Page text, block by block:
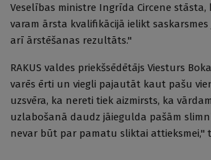
Veselības ministre Ingrīda Circene
varam ārsta kvalifikācijā ielikt
arī ārstēšanas rezultāts."
RAKUS valdes priekšsēdētājs Viesturs
varēs ērti un viegli pajautāt kaut pašu
uzsvēra, ka nereti tiek aizmirsts, ka
uzlabošanā daudz jāiegulda pašām
nevar būt par pamatu sliktai attieksmei,"